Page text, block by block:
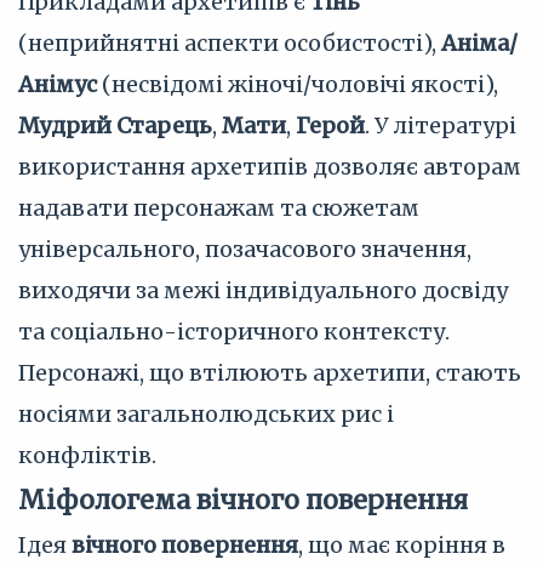
(неприйнятні аспекти особистості),Аніма/
Анімус(несвідомі жіночі/чоловічі якості),
Мудрий Старець, Мати, Герой. У літературі
використання архетипів дозволяє авторам
надавати персонажам та сюжетам
універсального, позачасового значення,
виходячи за межі індивідуального досвіду
та соціально-історичного контексту.
Персонажі, що втілюють архетипи, стають
носіями загальнолюдських рис і
конфліктів.
Міфологема вічного повернення
Ідеявічного повернення, що має коріння в